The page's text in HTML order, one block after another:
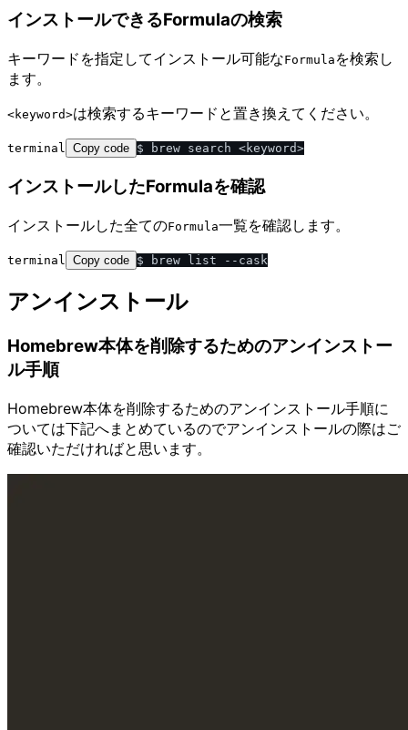
インストールできるFormulaの検索
キーワードを指定してインストール可能なFormula を検索し
ます。
<keyword>は検索するキーワードと置き換えてください。
terminal Copy code
インストールしたFormulaを確認
インストールした全てのFormula一覧を確認します。
terminal Copy code
アンインストール
Homebrew本体を削除するためのアンインストー
ル手順
Homebrew本体を削除するためのアンインストール手順に
ついては下記へまとめているのでアンインストールの際はご
確認いただければと思います。